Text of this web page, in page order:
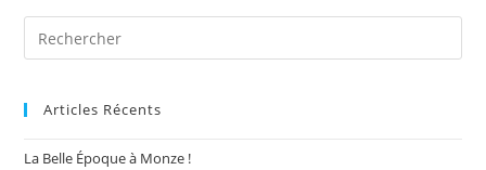
Articles Récents
La Belle Époque à Monze !